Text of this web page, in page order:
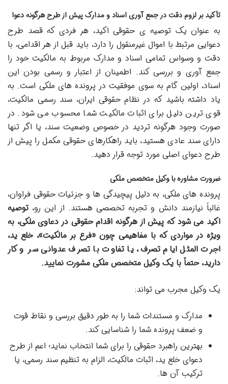
تأکید بر لزوم دقت در جمع آوری اسناد و مدارک پیش از طرح هرگونه دعوا
به عنوان یک توصیه ی حقوقی اکید، هر فردی که قصد طرح
دعوایی مرتبط با اموال غیرمنقول را دارد، باید قبل از هر اقدامی، با
دقت و وسواس تمامی اسناد و مدارک مربوط به مالکیت خود را
جمع آوری و بررسی کند. اطمینان از اعتبار و رسمی بودن این
اسناد، اولین گام به سوی موفقیت در پرونده های ملکی است. به
یاد داشته باشید که در نظام حقوقی ایران، سند رسمی مالکیت،
قوی ترین دلیل برای اثبات مالکیت شما محسوب می شود. در
صورت وجود هرگونه تردید در خصوص وضعیت سند، یا اگر تنها
دارای سند عادی هستید، باید راهکارهای حقوقی مکمل را پیش از
طرح دعوای اصلی مورد توجه قرار دهید.
ضرورت مشاوره با وکیل متخصص ملکی
پرونده های ملکی، به دلیل پیچیدگی ها و جزئیات حقوقی فراوان،
غالباً نیازمند دانش و تجربه تخصصی هستند. از این رو، توصیه
اکید می شود که پیش از هرگونه اقدام حقوقی در دعاوی ملکی، به
ویژه در مواردی که با مفاهیمی چون «فرع بر مالکیت»، خلع ید،
اجرت المثل ایام تصرف، یا تفاوت با تصرف عدوانی سر و کار
دارید، حتماً با یک وکیل متخصص ملکی مشورت نمایید.
یک وکیل مجرب می تواند:
مدارک و مستندات شما را به طور دقیق بررسی و نقاط قوت
و ضعف پرونده شما را شناسایی کند.
بهترین راهبرد حقوقی را برای شما انتخاب نماید؛ اعم از طرح
دعوای خلع ید، اثبات مالکیت، الزام به تنظیم سند رسمی، یا
ترکیب آن ها.